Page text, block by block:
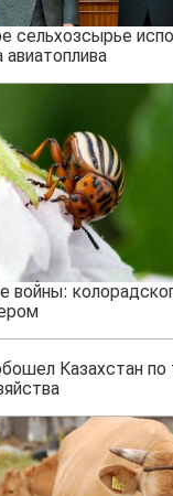
сельхозсырье
войны:
Казахстан